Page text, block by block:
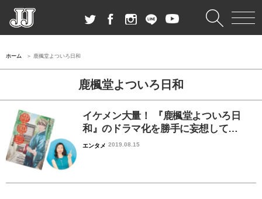
ホーム 鹿楓堂よついろ日和
鹿楓堂よついろ日和
イケメン大量！ 『鹿楓堂よついろ日
和』のドラマ化を勝手に妄想して…
エンタメ 2019.08.15